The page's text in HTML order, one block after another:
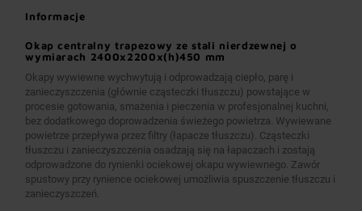
Informacje
Okap centralny trapezowy ze stali nierdzewnej o
wymiarach 2400x2200x(h)450 mm
Okapy wywiewne wychwytują i odprowadzają ciepło, parę i
zanieczyszczenia (głównie cząsteczki tłuszczu) powstające w
procesie gotowania, smażenia i pieczenia w profesjonalnej kuchni,
bez dodatkowego doprowadzenia świeżego powietrza. Wywiewane
powietrze przepływa przez filtry (łapacze tłuszczu). Cząsteczki
tłuszczu i zanieczyszczenia osadzają się na łapaczach i zostają
odprowadzone do rynienki ociekowej okapu wywiewnego. Zawór
spustowy przy rynience ociekowej umożliwia spuszczenie tłuszczu i
zanieczyszczeń.